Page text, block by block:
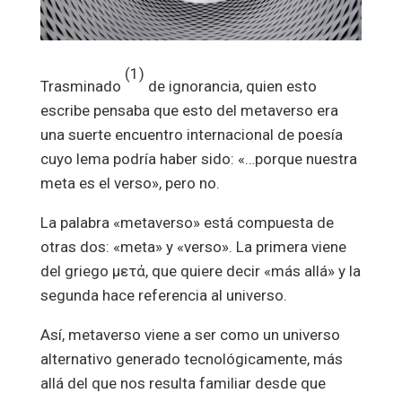
Trasminado
(1)
de ignorancia, quien esto
escribe pensaba que esto del metaverso era
una suerte encuentro internacional de poesía
cuyo lema podría haber sido: «…porque nuestra
meta es el verso», pero no.
La palabra «metaverso» está compuesta de
otras dos: «meta» y «verso». La primera viene
del griego μετά, que quiere decir «más allá» y la
segunda hace referencia al universo.
Así, metaverso viene a ser como un universo
alternativo generado tecnológicamente, más
allá del que nos resulta familiar desde que